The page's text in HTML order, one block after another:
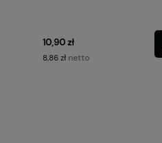
10,90 zł
8,86 zł netto